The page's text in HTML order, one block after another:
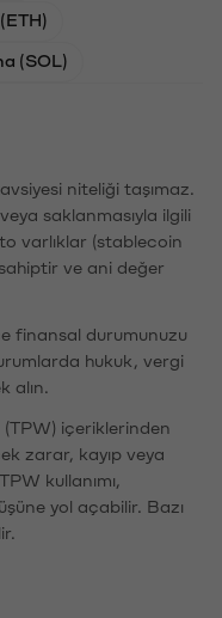
(SOL)
niteliği taşımaz.
saklanmasıyla ilgili
varlıklar (stablecoin
ve ani değer
finansal durumunuzu
hukuk, vergi
alın.
içeriklerinden
zarar, kayıp veya
kullanımı,
yol açabilir. Bazı